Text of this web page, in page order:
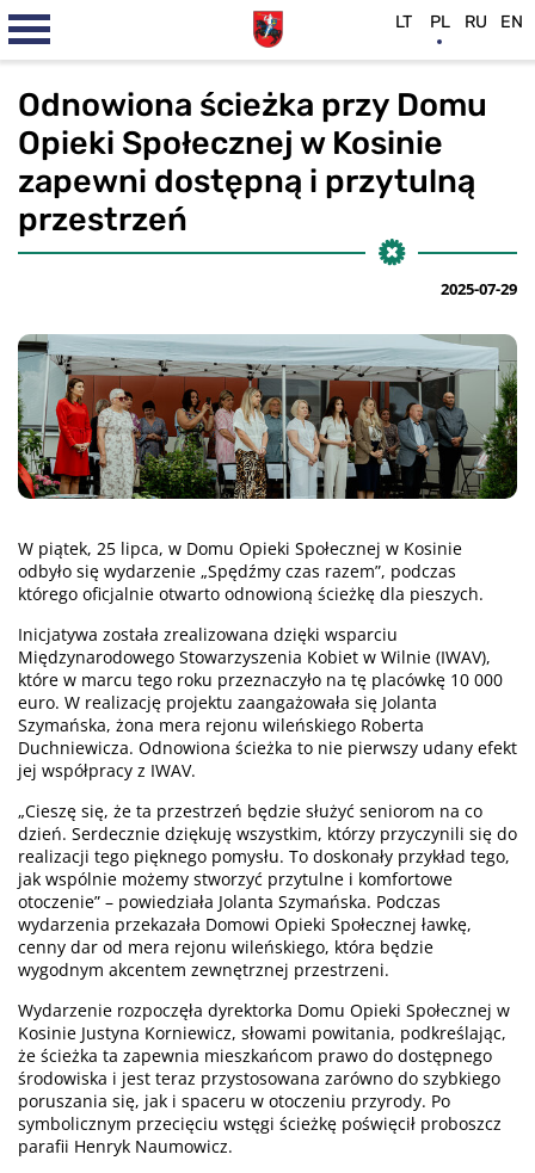
Odnowiona ścieżka przy Domu
Opieki Społecznej w Kosinie
zapewni dostępną i przytulną
przestrzeń
2025-07-29
W piątek, 25 lipca, w Domu Opieki Społecznej w Kosinie
odbyło się wydarzenie „Spędźmy czas razem”, podczas
którego oficjalnie otwarto odnowioną ścieżkę dla pieszych.
Inicjatywa została zrealizowana dzięki wsparciu
Międzynarodowego Stowarzyszenia Kobiet w Wilnie (IWAV),
które w marcu tego roku przeznaczyło na tę placówkę 10 000
euro. W realizację projektu zaangażowała się Jolanta
Szymańska, żona mera rejonu wileńskiego Roberta
Duchniewicza. Odnowiona ścieżka to nie pierwszy udany efekt
jej współpracy z IWAV.
„Cieszę się, że ta przestrzeń będzie służyć seniorom na co
dzień. Serdecznie dziękuję wszystkim, którzy przyczynili się do
realizacji tego pięknego pomysłu. To doskonały przykład tego,
jak wspólnie możemy stworzyć przytulne i komfortowe
otoczenie” – powiedziała Jolanta Szymańska. Podczas
wydarzenia przekazała Domowi Opieki Społecznej ławkę,
cenny dar od mera rejonu wileńskiego, która będzie
wygodnym akcentem zewnętrznej przestrzeni.
Wydarzenie rozpoczęła dyrektorka Domu Opieki Społecznej w
Kosinie Justyna Korniewicz, słowami powitania, podkreślając,
że ścieżka ta zapewnia mieszkańcom prawo do dostępnego
środowiska i jest teraz przystosowana zarówno do szybkiego
poruszania się, jak i spaceru w otoczeniu przyrody. Po
symbolicznym przecięciu wstęgi ścieżkę poświęcił proboszcz
parafii Henryk Naumowicz.
LT PL RU EN